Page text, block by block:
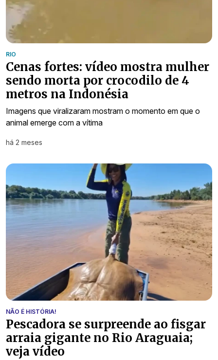
RIO
Cenas fortes: vídeo mostra mulher
sendo morta por crocodilo de 4
metros na Indonésia
Imagens que viralizaram mostram o momento em que o
animal emerge com a vítima
há 2 meses
NÃO É HISTÓRIA!
Pescadora se surpreende ao fisgar
arraia gigante no Rio Araguaia;
veja vídeo